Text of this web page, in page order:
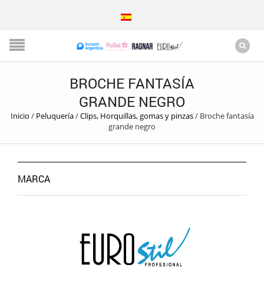
BROCHE FANTASÍA
GRANDE NEGRO
Inicio / Peluquería/Clips, Horquillas, gomas y pinzas/ Broche fantasía
grande negro
MARCA